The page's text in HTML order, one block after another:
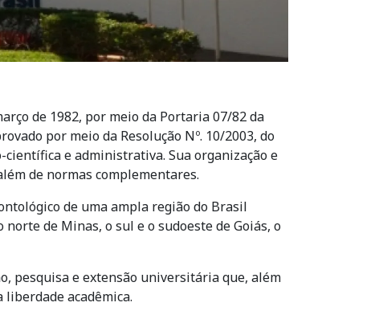
de 1982, por meio da Portaria 07/82 da
por meio da Resolução Nº. 10/2003, do
e administrativa. Sua organização e
de normas complementares.
de uma ampla região do Brasil
de Minas, o sul e o sudoeste de Goiás, o
pesquisa e extensão universitária que, além
acadêmica.